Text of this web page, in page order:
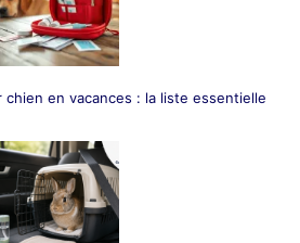
en vacances : la liste essentielle